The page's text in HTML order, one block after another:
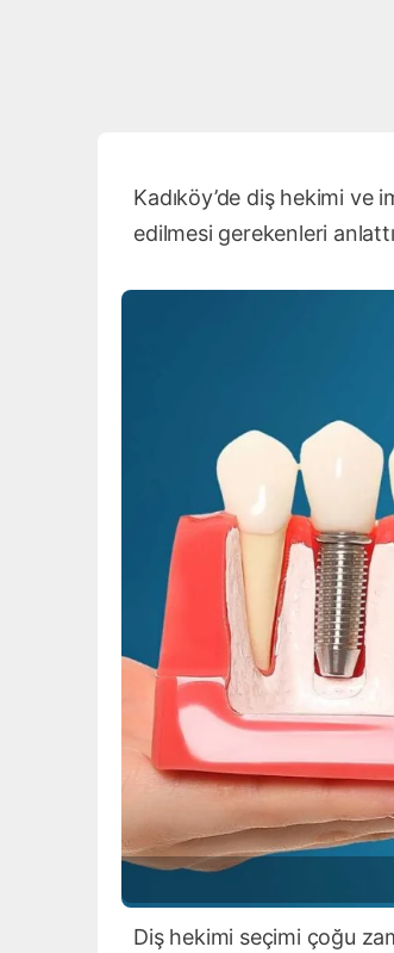
Kadıköy’de diş hekimi
edilmesi gerekenleri
Diş hekimi seçimi çoğu